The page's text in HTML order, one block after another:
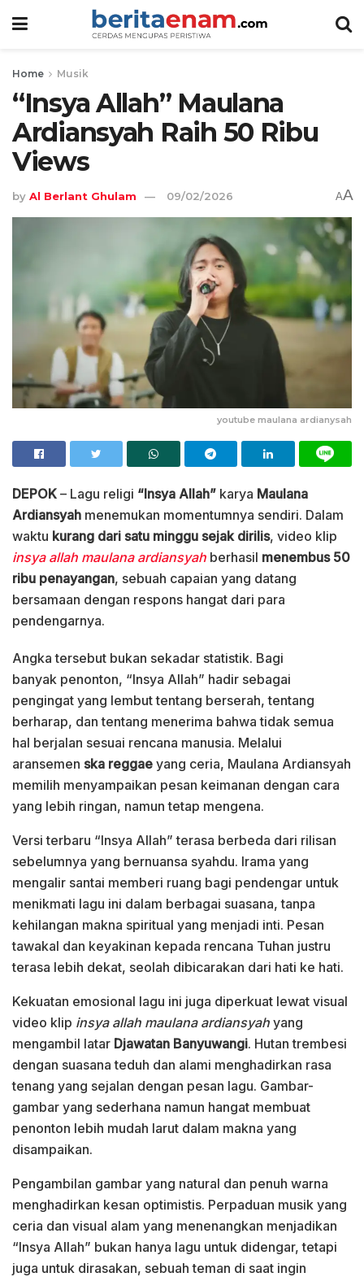
Home Musik
“Insya Allah” Maulana
Ardiansyah Raih 50 Ribu
Views
by Al Berlant Ghulam 09/02/2026 AA
youtube maulana ardianysah
DEPOK – Lagu religi “Insya Allah” karya Maulana
Ardiansyah menemukan momentumnya sendiri. Dalam
waktu kurang dari satu minggu sejak dirilis, video klip
insya allah maulana ardiansyah berhasil menembus 50
ribu penayangan, sebuah capaian yang datang
bersamaan dengan respons hangat dari para
pendengarnya.
Angka tersebut bukan sekadar statistik. Bagi
banyak penonton, “Insya Allah” hadir sebagai
pengingat yang lembut tentang berserah, tentang
berharap, dan tentang menerima bahwa tidak semua
hal berjalan sesuai rencana manusia. Melalui
aransemen ska reggae yang ceria, Maulana Ardiansyah
memilih menyampaikan pesan keimanan dengan cara
yang lebih ringan, namun tetap mengena.
Versi terbaru “Insya Allah” terasa berbeda dari rilisan
sebelumnya yang bernuansa syahdu. Irama yang
mengalir santai memberi ruang bagi pendengar untuk
menikmati lagu ini dalam berbagai suasana, tanpa
kehilangan makna spiritual yang menjadi inti. Pesan
tawakal dan keyakinan kepada rencana Tuhan justru
terasa lebih dekat, seolah dibicarakan dari hati ke hati.
Kekuatan emosional lagu ini juga diperkuat lewat visual
video klip insya allah maulana ardiansyah yang
mengambil latar Djawatan Banyuwangi. Hutan trembesi
dengan suasana teduh dan alami menghadirkan rasa
tenang yang sejalan dengan pesan lagu. Gambar-
gambar yang sederhana namun hangat membuat
penonton lebih mudah larut dalam makna yang
disampaikan.
Pengambilan gambar yang natural dan penuh warna
menghadirkan kesan optimistis. Perpaduan musik yang
ceria dan visual alam yang menenangkan menjadikan
“Insya Allah” bukan hanya lagu untuk didengar, tetapi
juga untuk dirasakan, sebuah teman di saat ingin